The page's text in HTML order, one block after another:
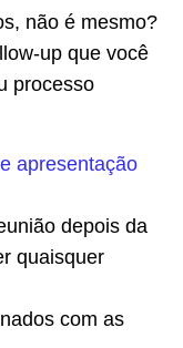
não é mesmo?
up que você
processo
apresentação
depois da
quaisquer
com as